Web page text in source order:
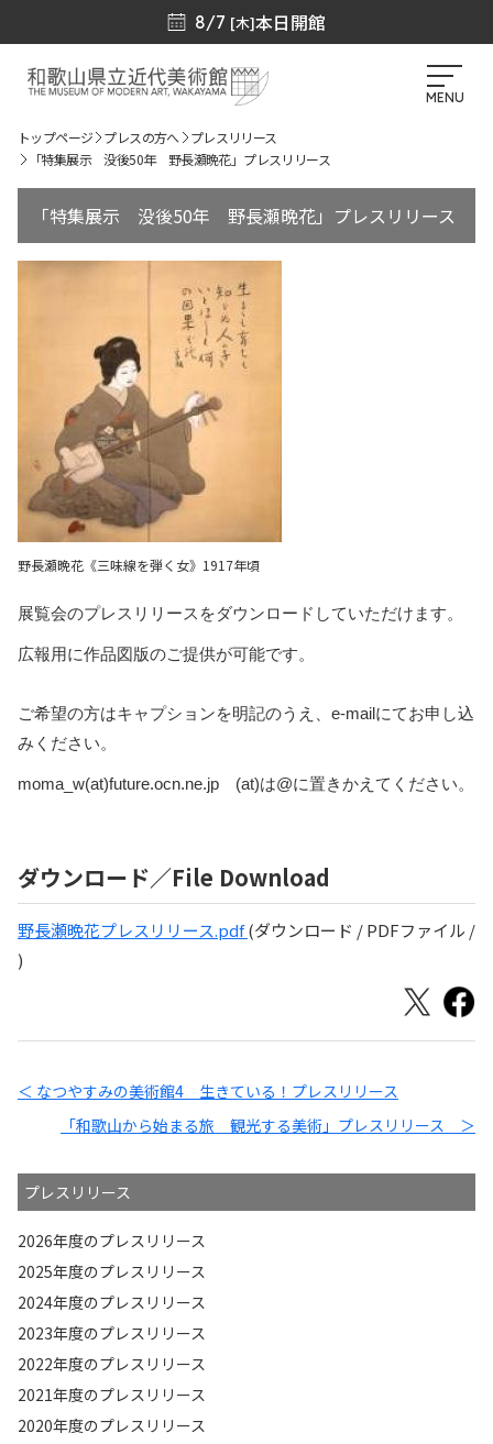
8/7 [木]本日開館
MENU
トップページ プレスの方へ
プレスリリース
「特集展示 没後50年 野長瀬晩花」プレスリリース
「特集展示 没後50年 野長瀬晩花」プレスリリース
野長瀬晩花《三味線を弾く女》1917年頃
展覧会のプレスリリースをダウンロードしていただけます。
広報用に作品図版のご提供が可能です。
ご希望の方はキャプションを明記のうえ、e-mailにてお申し込
みください。
moma_w(at)future.ocn.ne.jp (at)は@に置きかえてください。
ダウンロード／File Download
野長瀬晩花プレスリリース.pdf(ダウンロード / PDFファイル /
)
＜ なつやすみの美術館4 生きている！プレスリリース
「和歌山から始まる旅 観光する美術」プレスリリース ＞
プレスリリース
2026年度のプレスリリース
2025年度のプレスリリース
2024年度のプレスリリース
2023年度のプレスリリース
2022年度のプレスリリース
2021年度のプレスリリース
2020年度のプレスリリース